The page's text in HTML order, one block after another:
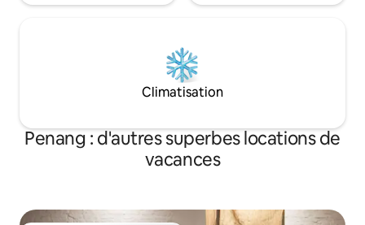
Climatisation
Penang : d'autres superbes locations de
vacances